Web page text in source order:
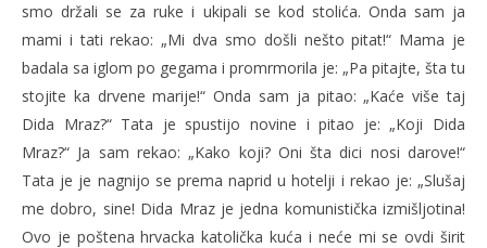
smo držali se za ruke i ukipali se kod stolića. Onda sam ja
mami i tati rekao: „Mi dva smo došli nešto pitat!“ Mama je
badala sa iglom po gegama i promrmorila je: „Pa pitajte, šta tu
stojite ka drvene marije!“ Onda sam ja pitao: „Kaće više taj
Dida Mraz?“ Tata je spustijo novine i pitao je: „Koji Dida
Mraz?“ Ja sam rekao: „Kako koji? Oni šta dici nosi darove!“
Tata je je nagnijo se prema naprid u hotelji i rekao je: „Slušaj
me dobro, sine! Dida Mraz je jedna komunistička izmišljotina!
Ovo je poštena hrvacka katolička kuća i neće mi se ovdi širit